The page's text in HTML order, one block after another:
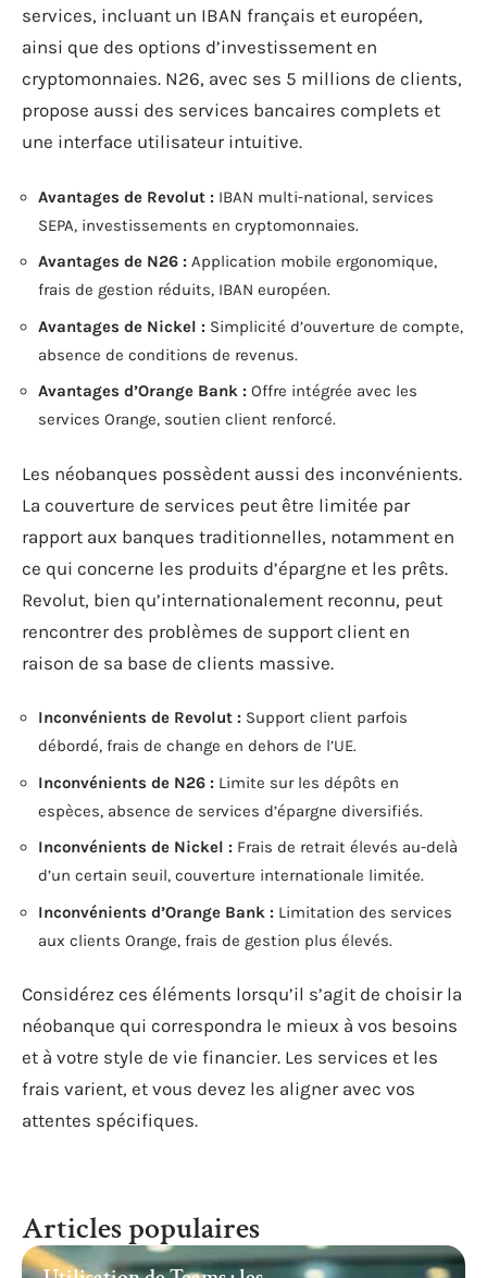
services, incluant un IBAN français et européen,
ainsi que des options d’investissement en
cryptomonnaies. N26, avec ses 5 millions de clients,
propose aussi des services bancaires complets et
une interface utilisateur intuitive.
Avantages de Revolut : IBAN multi-national, services
SEPA, investissements en cryptomonnaies.
Avantages de N26 : Application mobile ergonomique,
frais de gestion réduits, IBAN européen.
Avantages de Nickel : Simplicité d’ouverture de compte,
absence de conditions de revenus.
Avantages d’Orange Bank : Offre intégrée avec les
services Orange, soutien client renforcé.
Les néobanques possèdent aussi des inconvénients.
La couverture de services peut être limitée par
rapport aux banques traditionnelles, notamment en
ce qui concerne les produits d’épargne et les prêts.
Revolut, bien qu’internationalement reconnu, peut
rencontrer des problèmes de support client en
raison de sa base de clients massive.
Inconvénients de Revolut : Support client parfois
débordé, frais de change en dehors de l’UE.
Inconvénients de N26 : Limite sur les dépôts en
espèces, absence de services d’épargne diversifiés.
Inconvénients de Nickel : Frais de retrait élevés au-delà
d’un certain seuil, couverture internationale limitée.
Inconvénients d’Orange Bank : Limitation des services
aux clients Orange, frais de gestion plus élevés.
Considérez ces éléments lorsqu’il s’agit de choisir la
néobanque qui correspondra le mieux à vos besoins
et à votre style de vie financier. Les services et les
frais varient, et vous devez les aligner avec vos
attentes spécifiques.
Articles populaires